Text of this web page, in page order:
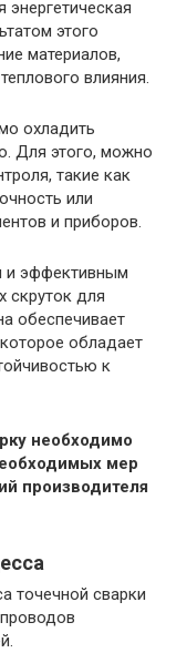
этого
материалов,
влияния.
охладить
Для этого, можно
такие как
или
и приборов.
и эффективным
скруток для
обеспечивает
обладает
к
необходимо
мер
производителя
точечной сварки